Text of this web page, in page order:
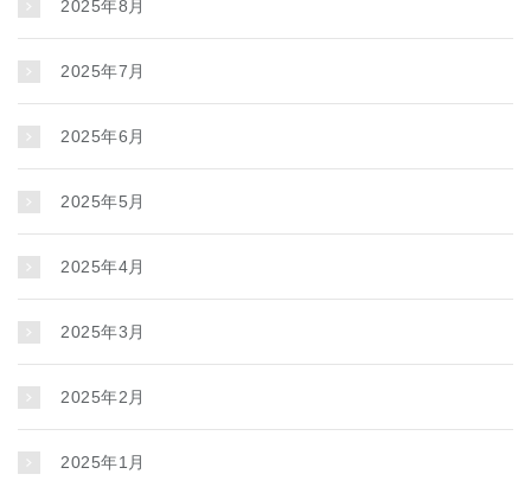
2025年8月
2025年7月
2025年6月
2025年5月
2025年4月
2025年3月
2025年2月
2025年1月